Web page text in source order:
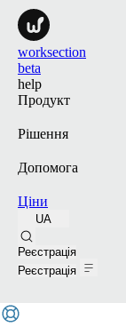
worksection
beta
help
Продукт
Рішення
Допомога
Ціни
UA
Реєстрація
Реєстрація